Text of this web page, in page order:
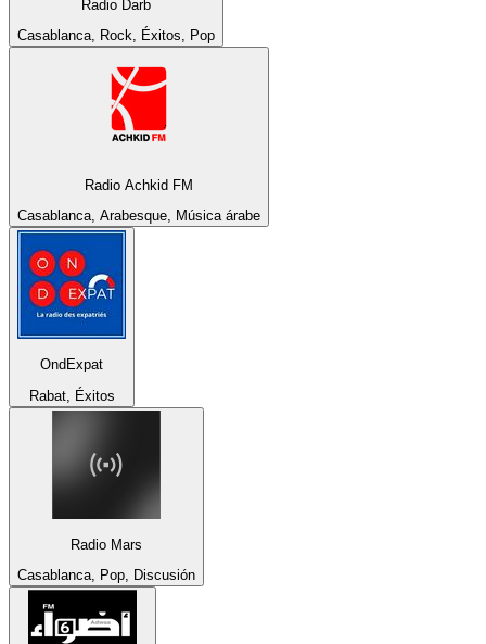
Radio Darb
Casablanca, Rock, Éxitos, Pop
Radio Achkid FM
Casablanca, Arabesque, Música árabe
OndExpat
Rabat, Éxitos
Radio Mars
Casablanca, Pop, Discusión